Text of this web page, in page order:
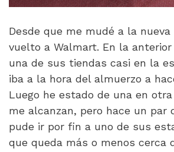
Desde que me mudé a la
vuelto a Walmart. En la
una de sus tiendas casi en la
iba a la hora del almuerzo a
Luego he estado de una en
me alcanzan, pero hace un par
pude ir por fin a uno de sus
que queda más o menos cerca